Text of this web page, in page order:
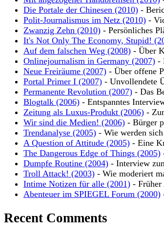
Die Portale der Chinesen (2010) -
Polit-Journalismus im Netz (2010) -
Zwanzig Zehn (2010) - Persönliches
It's Not Only The Economy, Stupid!
Auf dem falschen Weg (2008) - Über
Onlinejournalism in Germany (2007) -
Neue Freiräume (2007) - Über offene
Portal Primer I (2007) - Unvollendete
Permanente Revolution (2007) - Das
Blogtalk (2006) - Entspanntes
Zeitung als Luxus-Produkt (2006) -
Wir sind die Medien! (2006) - Bürger
Trendanalyse (2005) - Wie werden
A Question of Attitude (2005) - Eine
The Dangerous Edge of Things (2005)
Dumpfe Routine (2004) - Interview
Troll Attack! (2003) - Wie moderiert
Intime Notizen für alle (2001) -
Abenteuer im SPIEGEL Forum (2000)
Recent Comments